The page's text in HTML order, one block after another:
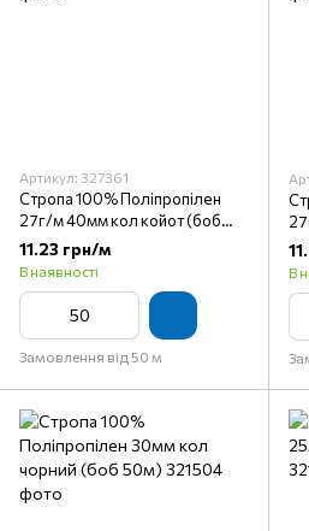
Артикул: 327361
Стропа 100% Поліпропілен
27г/м 40мм кол койот (боб
50м)
11.23 грн/м
В наявності
Замовлення від 50 м
В